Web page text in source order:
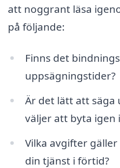
att noggrant läsa
på följande:
Finns det
uppsägningstider?
Är det lätt att säga
väljer att byta igen
Vilka avgifter
din tjänst i förtid?